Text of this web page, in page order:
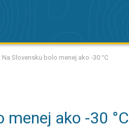
Slovensku bolo menej ako -30 °C
menej ako -30 °C